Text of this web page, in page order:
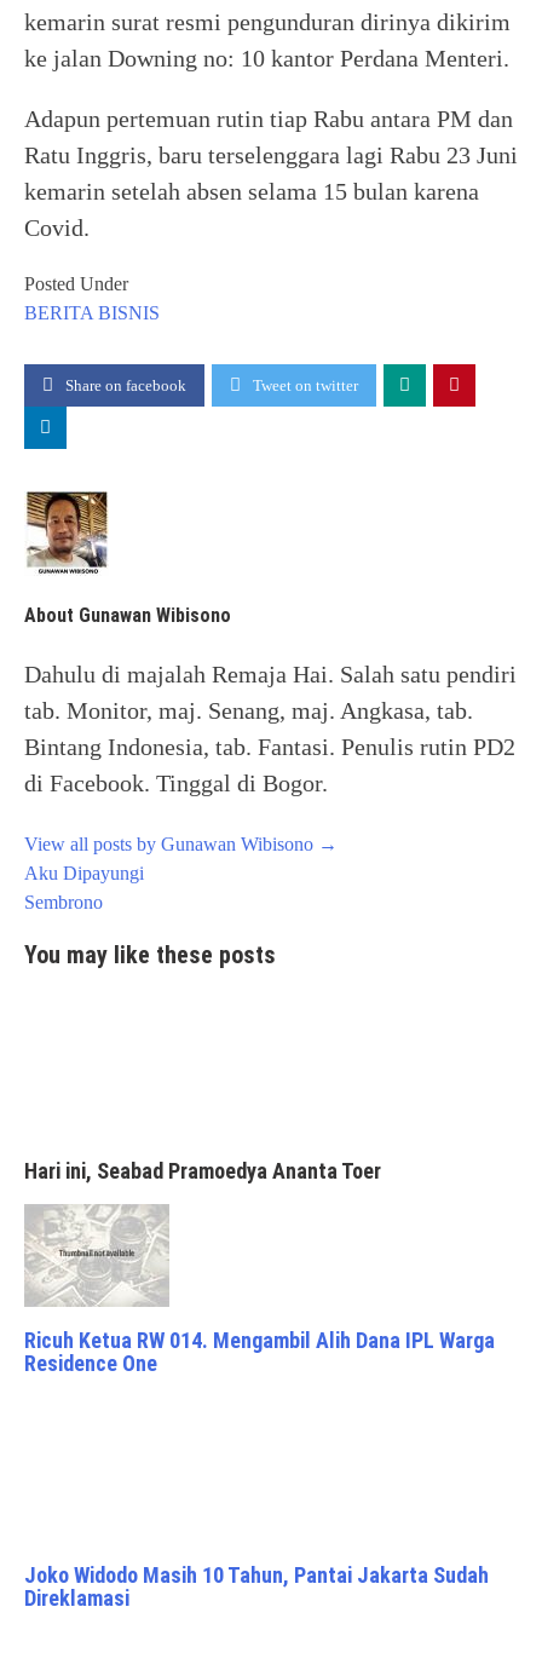
kemarin surat resmi pengunduran dirinya dikirim
ke jalan Downing no: 10 kantor Perdana Menteri.
Adapun pertemuan rutin tiap Rabu antara PM dan
Ratu Inggris, baru terselenggara lagi Rabu 23 Juni
kemarin setelah absen selama 15 bulan karena
Covid.
Posted Under
BERITA BISNIS
Share on facebook Tweet on twitter
About Gunawan Wibisono
Dahulu di majalah Remaja Hai. Salah satu pendiri
tab. Monitor, maj. Senang, maj. Angkasa, tab.
Bintang Indonesia, tab. Fantasi. Penulis rutin PD2
di Facebook. Tinggal di Bogor.
View all posts by Gunawan Wibisono →
Post
navigation
Aku Dipayungi
Sembrono
You may like these posts
Hari ini, Seabad Pramoedya Ananta Toer
Ricuh Ketua RW 014. Mengambil Alih Dana IPL Warga
Residence One
Joko Widodo Masih 10 Tahun, Pantai Jakarta Sudah
Direklamasi